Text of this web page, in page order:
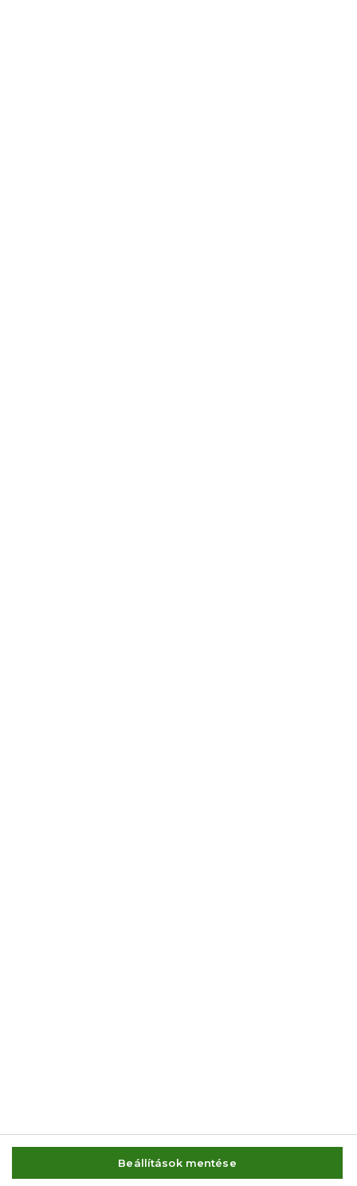
© 2014-2026 AMC Global Media Inc. Minden jog fenntartva.
IMPRESSZUM
Beállítások mentése